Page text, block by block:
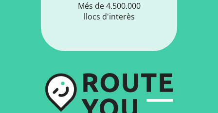
Més de 4.500.000
llocs d'interès